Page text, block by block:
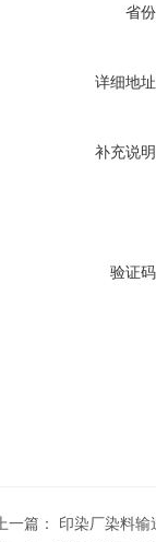
省
详细地
补充说
验证
上一篇： 印染厂染料输